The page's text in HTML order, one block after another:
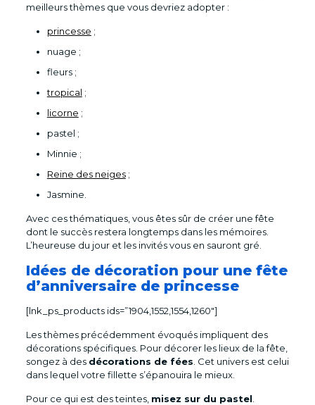
meilleurs thèmes que vous devriez adopter :
princesse ;
nuage ;
fleurs ;
tropical ;
licorne ;
pastel ;
Minnie ;
Reine des neiges;
Jasmine.
Avec ces thématiques, vous êtes sûr de créer une fête
dont le succès restera longtemps dans les mémoires.
L’heureuse du jour et les invités vous en sauront gré.
Idées de décoration pour une fête
d’anniversaire de princesse
[lnk_ps_products ids=”1904,1552,1554,1260″]
Les thèmes précédemment évoqués impliquent des
décorations spécifiques. Pour décorer les lieux de la fête,
songez à des décorations de fées . Cet univers est celui
dans lequel votre fillette s’épanouira le mieux.
Pour ce qui est des teintes, misez sur du pastel